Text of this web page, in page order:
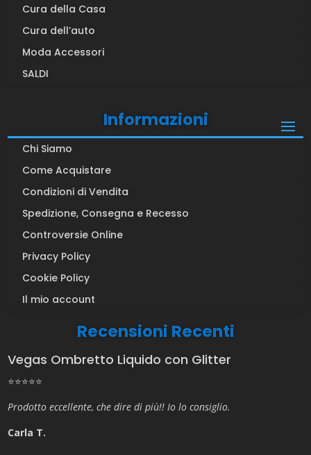
Cura della Casa
Cura dell’auto
Moda Accessori
SALDI
Informazioni
Chi Siamo
Come Acquistare
Condizioni di Vendita
Spedizione, Consegna e Recesso
Controversie Online
Privacy Policy
Cookie Policy
Il mio account
Recensioni Recenti
Vegas Ombretto Liquido con Glitter
⭐⭐⭐⭐⭐
Prodotto eccellente, che dire di più!! Io lo consiglio.
Carla T.